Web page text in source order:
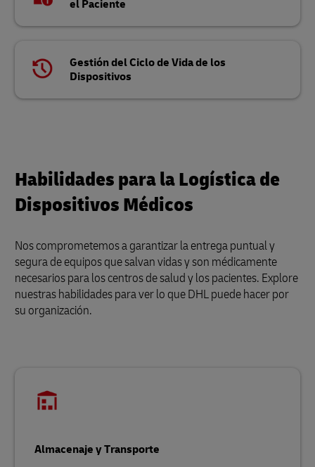
el Paciente
Gestión del Ciclo de Vida de los
Dispositivos
Habilidades para la Logística de
Dispositivos Médicos
Nos comprometemos a garantizar la entrega puntual y
segura de equipos que salvan vidas y son médicamente
necesarios para los centros de salud y los pacientes. Explore
nuestras habilidades para ver lo que DHL puede hacer por
su organización.
Almacenaje y Transporte